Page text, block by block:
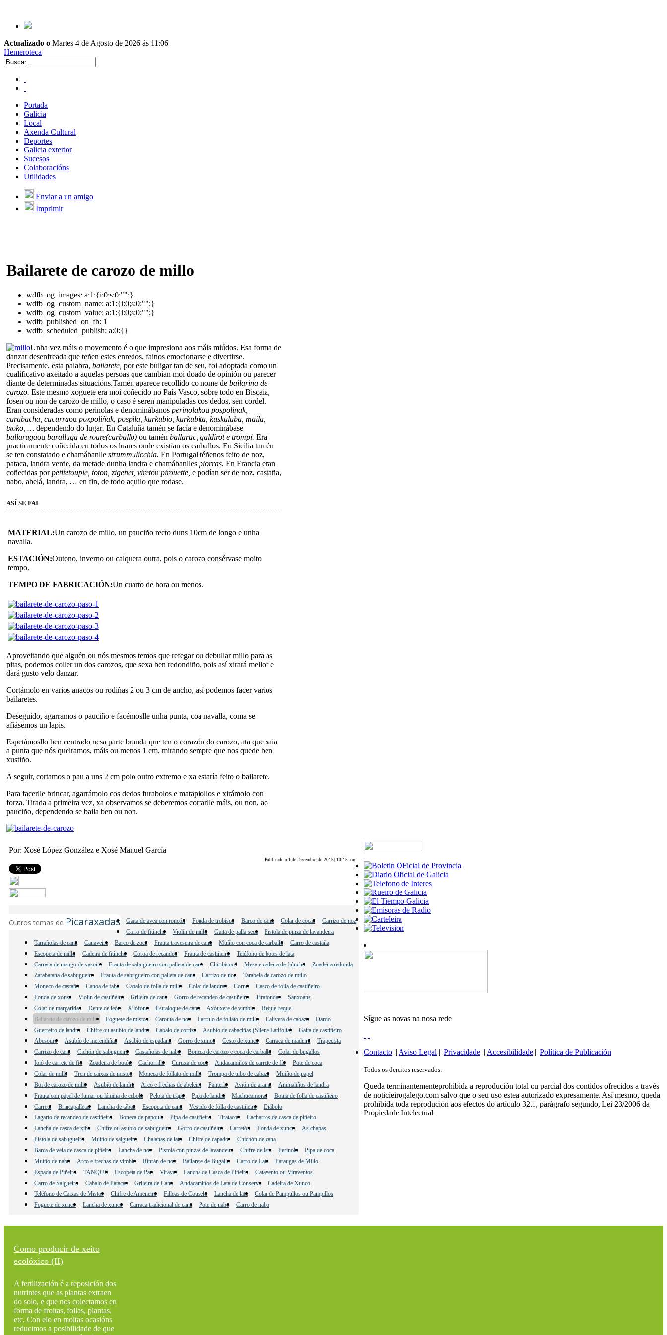
Actualizado o Martes 4 de Agosto de 2026 ás 11:06
Hemeroteca
Portada
Galicia
Local
Axenda Cultural
Deportes
Galicia exterior
Sucesos
Colaboracións
Utilidades
Enviar a un amigo
Imprimir
Bailarete de carozo de millo
wdfb_og_images: a:1:{i:0;s:0:"";}
wdfb_og_custom_name: a:1:{i:0;s:0:"";}
wdfb_og_custom_value: a:1:{i:0;s:0:"";}
wdfb_published_on_fb: 1
wdfb_scheduled_publish: a:0:{}
Unha vez máis o movemento é o que impresiona aos máis miúdos. Esa forma de
danzar desenfreada que teñen estes enredos, fainos emocionarse e divertirse.
Precisamente, esta palabra, bailarete, por este buligar tan de seu, foi adoptada como un
cualificativo axeitado a aquelas persoas que cambian moi doado de opinión ou parecer
diante de determinadas situacións.Tamén aparece recollido co nome de bailarina de
carozo. Este mesmo xoguete era moi coñecido no País Vasco, sobre todo en Biscaia,
fosen ou non de carozo de millo, o caso é seren manipuladas cos dedos, sen cordel.
Eran consideradas como perinolas e denominábanos perinolakou pospolinak,
curabacha, cucurraou poxpoliñak, pospila, kurkubio, kurkubita, kuskuluba, maila,
txoko, … dependendo do lugar. En Cataluña tamén se facía e denominábase
ballarugaou baralluga de roure(carballo) ou tamén ballaruc, galdirot e trompí. Era
practicamente coñecida en todos os luares onde existían os carballos. En Sicilia tamén
se ten constatado e chamábanlle strummulicchia. En Portugal téñenos feito de noz,
pataca, landra verde, da metade dunha landra e chamábanlles piorras. En Francia eran
coñecidas porpetitetoupie, toton, zigenet, viretou pirouette, e podían ser de noz, castaña,
nabo, abelá, landra, … en fin, de todo aquilo que rodase.
ASÍ SE FAI
MATERIAL:Un carozo de millo, un pauciño recto duns 10cm de longo e unha
navalla.
ESTACIÓN:Outono, inverno ou calquera outra, pois o carozo consérvase moito
tempo.
TEMPO DE FABRICACIÓN:Un cuarto de hora ou menos.
Aproveitando que alguén ou nós mesmos temos que refegar ou debullar millo para as
pitas, podemos coller un dos carozos, que sexa ben redondiño, pois así xirará mellor e
dará gusto velo danzar.
Cortámolo en varios anacos ou rodiñas 2 ou 3 cm de ancho, así podemos facer varios
bailaretes.
Deseguido, agarramos o pauciño e facémoslle unha punta, coa navalla, coma se
afiásemos un lapis.
Espetámosllo ben centrado nesa parte branda que ten o corazón do carozo, ata que saia
a punta que nós queiramos, máis ou menos 1 cm, mirando sempre que nos quede ben
xustiño.
A seguir, cortamos o pau a uns 2 cm polo outro extremo e xa estaría feito o bailarete.
Para facerlle brincar, agarrámolo cos dedos furabolos e matapiollos e xirámolo con
forza. Tirada a primeira vez, xa observamos se deberemos cortarlle máis, ou non, ao
pauciño, dependendo se baila ben ou non.
Por: Xosé López González e Xosé Manuel García
Publicado o 1 de Decembro do 2015 | 10:15 a.m.
Outros temas de Picaraxadas Gaita de avea con roncón Fonda de trobisco Barco de cana Colar de cocas
Carrizo de noz
Carro de fiúncho
Violín de millo Gaita de palla seca
Pistola de pinza de lavandeira
Tarrañolas de cana
Canaveira Barco de zoca Frauta traveseira de cana Muíño con coca de carballo
Carro de castaña
Escopeta de millo
Cadeira de fiúncho Coroa de recandeo Frauta de castiñeiro
Teléfono de botes de lata
Carraca de mango de vasoira
Frauta de sabugueiro con palleta de cana Chiribicocó Mesa e cadeira de fiúncho
Zoadeira redonda
Zarabatana de sabugueiro
Frauta de sabugueiro con palleta de cana Carrizo de noz
Tarabela de carozo de millo
Moneco de castaña
Canoa de faba Cabalo de folla de millo Colar de landras Corno
Casco de folla de castiñeiro
Fonda de xonza
Violín de castiñeiro Grileira de cana Gorro de recandeo de castiñeiro Tirafondas
Sanxoáns
Colar de margaridas
Dente de león Xilófono Estraloque de cana Axóuxere de vimbio
Reque-reque
Bailarete de carozo de millo
Foguete de mistos Carouta de noz Parrulo de follato de millo Calivera de cabaza
Dardo
Guerreiro de landra
Chifre ou asubío de landra Cabalo de cortiza Asubío de cabaciñas (Silene Latifolia)
Gaita de castiñeiro
Abesouro
Asubío de merendiñas Asubío de espadana Gorro de xunco Cesto de xunco Carraca de madeira
Trapecista
Carrizo de cana
Cichón de sabugueiro Castañolas de nabo Boneca de carozo e coca de carballo
Colar de bugallos
Ioió de carrete de fío
Zoadeira de botón Cachorrillo Curuxa de coca Andacamiños de carrete de fío
Pote de coca
Colar de millo
Tren de caixas de mistos Moneca de follato de millo Trompa de tubo de cabaza
Muíño de papel
Boi de carozo de millo
Asubío de landra Arco e frechas de abeleira Panterlo Avión de arame
Animaliños de landra
Frauta con papel de fumar ou lámina de cebola
Pelota de trapo Pipa de landra Machucamoras
Boina de folla de castiñeiro
Carreta
Brincapalletas Lancha de táboa Escopeta de cana Vestido de folla de castiñeiro
Diábolo
Lagarto de recandeo de castiñeiro
Boneca de papoula Pipa de castiñeiro Tiratacos
Cacharros de casca de piñeiro
Lancha de casca de xiba
Chifre ou asubío de sabugueiro Gorro de castiñeiro Carretón Fonda de xunco
As chapas
Pistola de sabugueiro
Muíño de salgueiro Chalanas de lata Chifre de capador
Chichón de cana
Barca de vela de casca de piñeiro
Lancha de noz Pistola con pinzas de lavandeira Chifre de lata Perinola
Pipa de coca
Muíño de nabo
Arco e frechas de vimbio Rinrán de noz Bailarete de Bugallo Carro de Lata
Paraugas de Millo
Espada de Piñeiro
TANQUE Escopeta de Pau Viravai Lancha de Casca de Piñeiro
Catavento ou Viraventos
Carro de Salgueiro
Cabalo de Patacas Grileira de Cana Andacamiños de Lata de Conserva
Cadeira de Xunco
Teléfono de Caixas de Mistos
Chifre de Ameneiro Filloas de Couselo Lancha de lata
Colar de Pampullos ou Pampillos
Foguete de xunco
Lancha de xunco Carraca tradicional de cana Pote de nabo Carro de nabo
Como producir de xeito
ecolóxico (II)
A fertilización é a reposición dos
nutrintes que as plantas extraen
do solo, e que nos colectamos en
forma de froitas, follas, plantas,
etc. Con elo en moitas ocasións
reducimos a posibilidade de que
Sígue as novas na nosa rede
Contacto || Aviso Legal || Privacidade || Accesibilidade || Política de Publicación
Todos os dereitos reservados.
Queda terminantementeprohibida a reprodución total ou parcial dos contidos ofrecidos a través
de noticieirogalego.com salvo que o seu uso estea autorizado expresamente. Así mesmo, queda
prohibida toda reprodución aos efectos do artículo 32.1, parágrafo segundo, Lei 23/2006 da
Propiedade Intelectual